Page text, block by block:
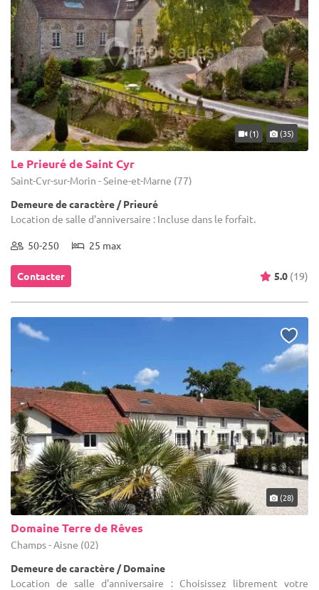
(1) (35)
Le Prieuré de Saint Cyr
Saint-Cyr-sur-Morin - Seine-et-Marne (77)
Demeure de caractère / Prieuré
Location de salle d'anniversaire : Incluse dans le forfait.
50-250 25 max
Contacter 5.0 (19)
(28)
Domaine Terre de Rêves
Champs - Aisne (02)
Demeure de caractère / Domaine
Location de salle d'anniversaire : Choisissez librement votre